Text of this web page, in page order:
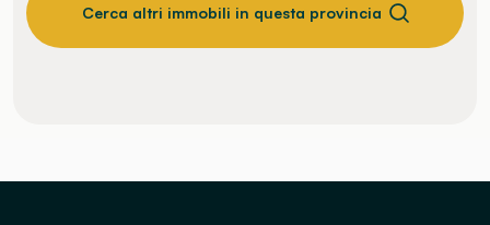
Cerca altri immobili in questa provincia